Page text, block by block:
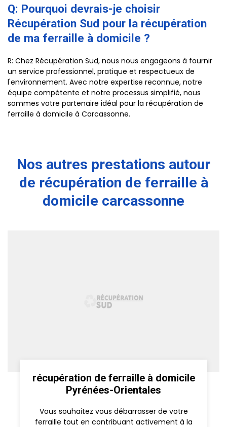
Q: Pourquoi devrais-je choisir
Récupération Sud pour la récupération
de ma ferraille à domicile ?
R: Chez Récupération Sud, nous nous engageons à fournir
un service professionnel, pratique et respectueux de
l'environnement. Avec notre expertise reconnue, notre
équipe compétente et notre processus simplifié, nous
sommes votre partenaire idéal pour la récupération de
ferraille à domicile à Carcassonne.
Nos autres prestations autour
de récupération de ferraille à
domicile carcassonne
récupération de ferraille à domicile
Pyrénées-Orientales
Vous souhaitez vous débarrasser de votre
ferraille tout en contribuant activement à la